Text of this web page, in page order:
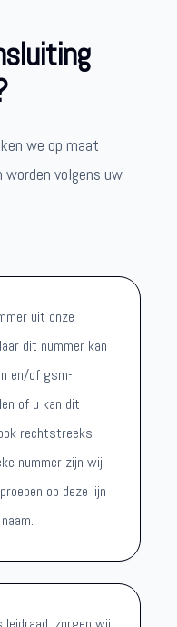
we op maat
volgens uw
uit onze
dit nummer kan
en/of gsm-
of u kan dit
rechtstreeks
nummer zijn wij
op deze lijn